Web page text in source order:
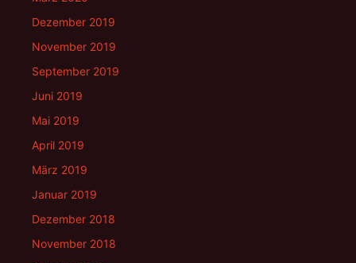
Dezember 2019
November 2019
September 2019
Juni 2019
Mai 2019
April 2019
März 2019
Januar 2019
Dezember 2018
November 2018